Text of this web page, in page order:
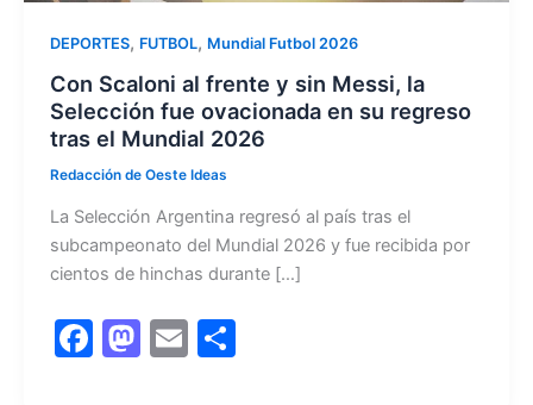
DEPORTES, FUTBOL, Mundial Futbol 2026
Con Scaloni al frente y sin Messi, la
Selección fue ovacionada en su regreso
tras el Mundial 2026
Redacción de Oeste Ideas
La Selección Argentina regresó al país tras el
subcampeonato del Mundial 2026 y fue recibida por
cientos de hinchas durante […]
F M E C